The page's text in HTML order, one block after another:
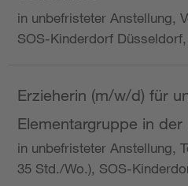
in unbefristeter Anstellung,
SOS-Kinderdorf
Erzieherin (m/w/d) für
Elementargruppe in der
in unbefristeter Anstellung,
35 Std./Wo.), SOS-